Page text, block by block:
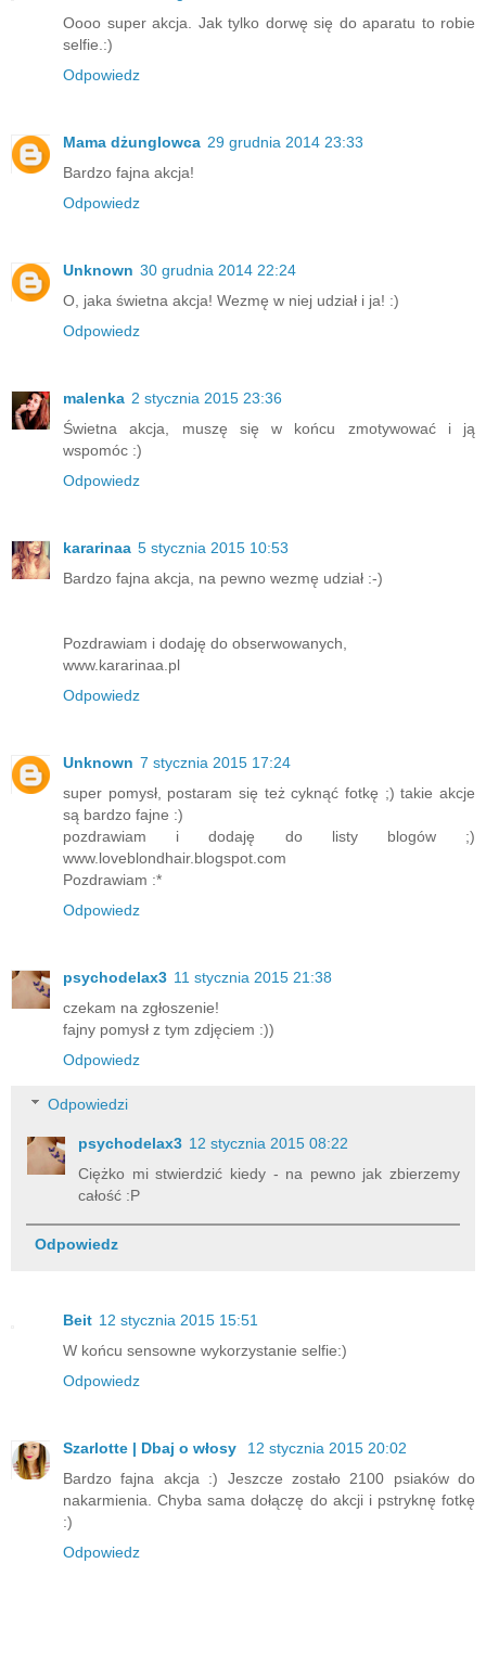
Oooo super akcja. Jak tylko dorwę się do aparatu to robie
selfie.:)
Odpowiedz
Mama dżunglowca 29 grudnia 2014 23:33
Bardzo fajna akcja!
Odpowiedz
Unknown 30 grudnia 2014 22:24
O, jaka świetna akcja! Wezmę w niej udział i ja! :)
Odpowiedz
malenka 2 stycznia 2015 23:36
Świetna akcja, muszę się w końcu zmotywować i ją
wspomóc :)
Odpowiedz
kararinaa 5 stycznia 2015 10:53
Bardzo fajna akcja, na pewno wezmę udział :-)
Pozdrawiam i dodaję do obserwowanych,
www.kararinaa.pl
Odpowiedz
Unknown 7 stycznia 2015 17:24
super pomysł, postaram się też cyknąć fotkę ;) takie akcje
są bardzo fajne :)
pozdrawiam i dodaję do listy blogów ;)
www.loveblondhair.blogspot.com
Pozdrawiam :*
Odpowiedz
psychodelax3 11 stycznia 2015 21:38
czekam na zgłoszenie!
fajny pomysł z tym zdjęciem :))
Odpowiedz
Odpowiedzi
psychodelax3 12 stycznia 2015 08:22
Ciężko mi stwierdzić kiedy - na pewno jak zbierzemy
całość :P
Odpowiedz
Beit 12 stycznia 2015 15:51
W końcu sensowne wykorzystanie selfie:)
Odpowiedz
Szarlotte | Dbaj o włosy
12 stycznia 2015 20:02
Bardzo fajna akcja :) Jeszcze zostało 2100 psiaków do
nakarmienia. Chyba sama dołączę do akcji i pstryknę fotkę
:)
Odpowiedz